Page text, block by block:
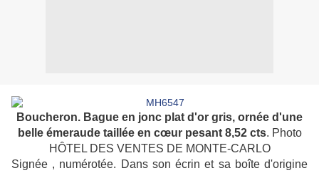
Boucheron. Bague en jonc plat d'or gris, ornée d'une
belle émeraude taillée en cœur pesant 8,52 cts. Photo
HÔTEL DES VENTES DE MONTE-CARLO
Signée , numérotée. Dans son écrin et sa boîte d'origine